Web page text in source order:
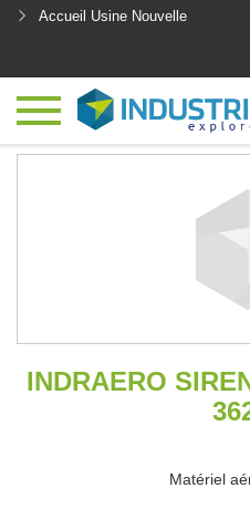
Accueil Usine Nouvelle
INDRAERO
Matériel